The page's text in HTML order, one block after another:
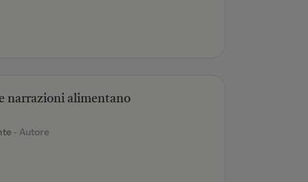
narrazioni alimentano
- Autore